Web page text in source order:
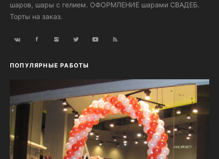
шаров, шары с гелием. ОФОРМЛЕНИЕ шарами СВАДЕБ.
Торты на заказ.
ПОПУЛЯРНЫЕ РАБОТЫ